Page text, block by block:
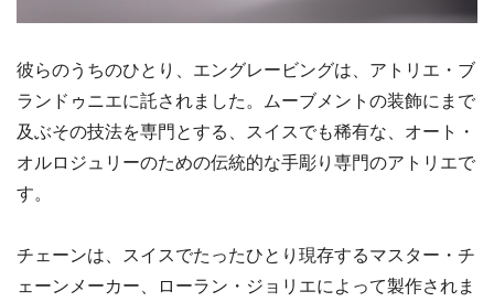
彼らのうちのひとり、エングレービングは、アトリエ・ブ
ランドゥニエに託されました。ムーブメントの装飾にまで
及ぶその技法を専門とする、スイスでも稀有な、オート・
オルロジュリーのための伝統的な手彫り専門のアトリエで
す。
チェーンは、スイスでたったひとり現存するマスター・チ
ェーンメーカー、ローラン・ジョリエによって製作されま